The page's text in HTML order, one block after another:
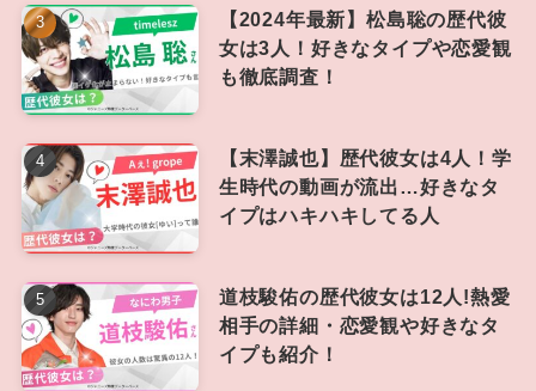
【2024年最新】松島聡の歴代彼
女は3人！好きなタイプや恋愛観
も徹底調査！
【末澤誠也】歴代彼女は4人！学
生時代の動画が流出…好きなタ
イプはハキハキしてる人
道枝駿佑の歴代彼女は12人!熱愛
相手の詳細・恋愛観や好きなタ
イプも紹介！